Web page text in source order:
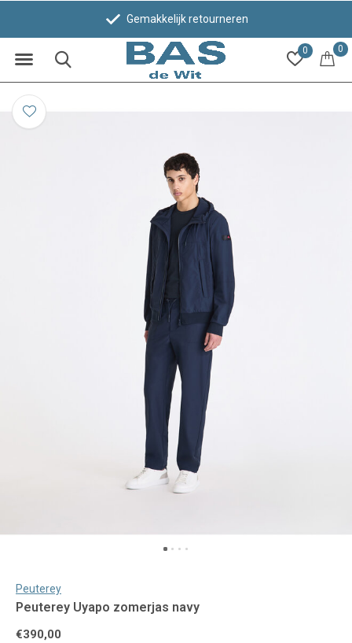
0 0
Gemakkelijk retourneren
Peuterey
Peuterey Uyapo zomerjas navy
€390,00